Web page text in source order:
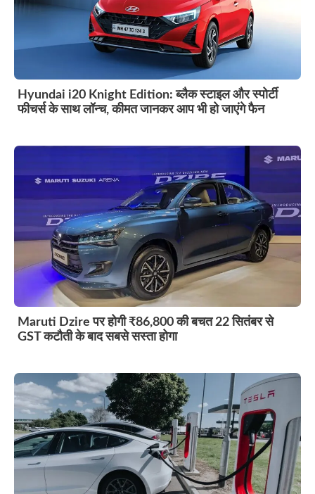
Hyundai i20 Knight Edition: ब्लैक स्टाइल और स्पोर्टी
फीचर्स के साथ लॉन्च, कीमत जानकर आप भी हो जाएंगे फैन
Maruti Dzire पर होगी ₹86,800 की बचत 22 सितंबर से
GST कटौती के बाद सबसे सस्ता होगा